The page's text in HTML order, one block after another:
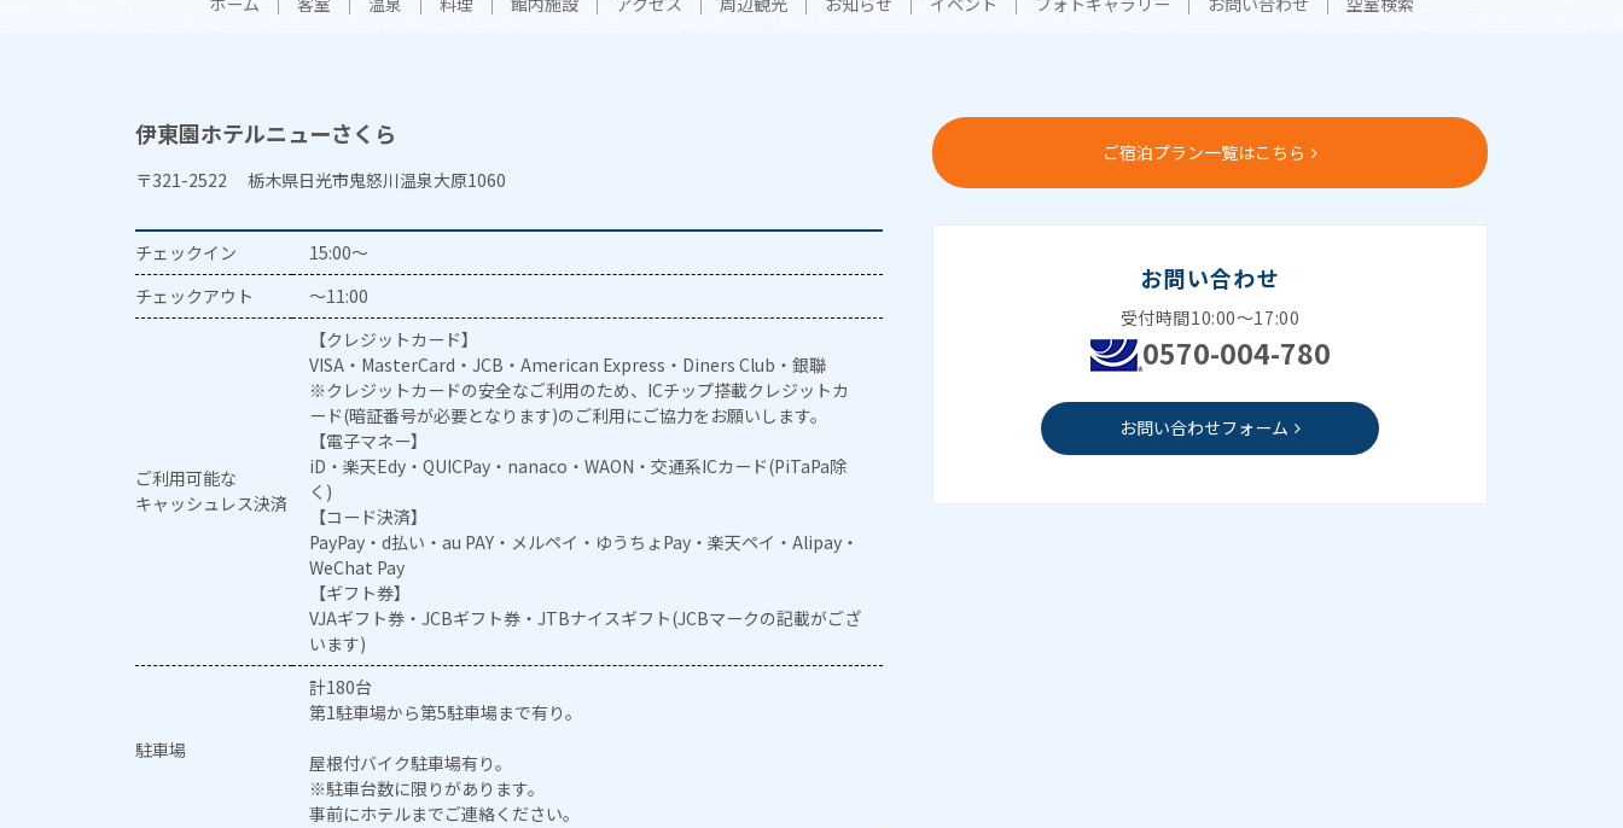
伊東園ホテルニューさくら
〒321-2522 栃木県日光市鬼怒川温泉大原1060
チェックイン
15:00～
チェックアウト
～11:00
ご利用可能な
キャッシュレス決済
【クレジットカード】
VISA・MasterCard・JCB・American Express・Diners Club・銀聯
※クレジットカードの安全なご利用のため、ICチップ搭載クレジットカ
ード(暗証番号が必要となります)のご利用にご協力をお願いします。
【電子マネー】
iD・楽天Edy・QUICPay・nanaco・WAON・交通系ICカード(PiTaPa除
く)
【コード決済】
PayPay・d払い・au PAY・メルペイ・ゆうちょPay・楽天ペイ・Alipay・
WeChat Pay
【ギフト券】
VJAギフト券・JCBギフト券・JTBナイスギフト(JCBマークの記載がござ
います)
駐車場
計180台
第1駐車場から第5駐車場まで有り。
屋根付バイク駐車場有り。
※駐車台数に限りがあります。
事前にホテルまでご連絡ください。
ご宿泊プラン一覧はこちら
お問い合わせ
受付時間10:00～17:00
0570-004-780
お問い合わせフォーム